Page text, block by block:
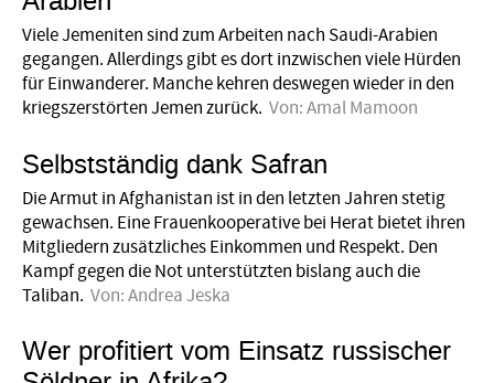
Viele Jemeniten sind zum Arbeiten nach Saudi-Arabien
gegangen. Allerdings gibt es dort inzwischen viele Hürden
für Einwanderer. Manche kehren deswegen wieder in den
kriegszerstörten Jemen zurück. Von:Amal Mamoon
Selbstständig dank Safran
Die Armut in Afghanistan ist in den letzten Jahren stetig
gewachsen. Eine ­Frauenkooperative bei Herat bietet ihren
Mitgliedern zusätzliches Einkommen und Respekt. Den
Kampf gegen die Not unterstützten bislang auch die
Taliban. Von:Andrea Jeska
Wer profitiert vom Einsatz russischer